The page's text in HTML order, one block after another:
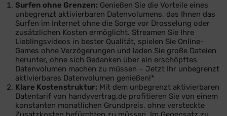
Surfen ohne Grenzen: Genießen Sie die Vorteile eines
unbegrenzt aktivierbaren Datenvolumens, das Ihnen das
Surfen im Internet ohne die Sorge vor Drosselung oder
zusätzlichen Kosten ermöglicht. Streamen Sie Ihre
Lieblingsvideos in bester Qualität, spielen Sie Online-
Games ohne Verzögerungen und laden Sie große Dateien
herunter, ohne sich Gedanken über ein erschöpftes
Datenvolumen machen zu müssen – Jetzt Ihr unbegrenzt
aktivierbares Datenvolumen genießen!*
Klare Kostenstruktur: Mit dem unbegrenzt aktivierbaren
Datentarif von handyvertrag.de profitieren Sie von einem
konstanten monatlichen Grundpreis, ohne versteckte